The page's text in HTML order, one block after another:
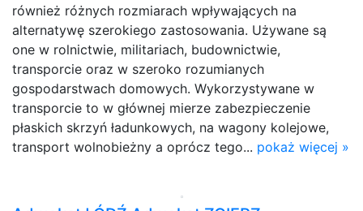
również różnych rozmiarach wpływających na
alternatywę szerokiego zastosowania. Używane są
one w rolnictwie, militariach, budownictwie,
transporcie oraz w szeroko rozumianych
gospodarstwach domowych. Wykorzystywane w
transporcie to w głównej mierze zabezpieczenie
płaskich skrzyń ładunkowych, na wagony kolejowe,
transport wolnobieżny a oprócz tego... pokaż więcej »